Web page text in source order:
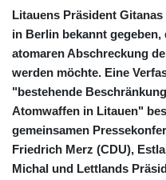
Litauens Präsident
in Berlin bekannt gegeben,
atomaren Abschreckung
werden möchte. Eine
"bestehende
Atomwaffen in Litauen"
gemeinsamen
Friedrich Merz (CDU),
Michal und Lettlands